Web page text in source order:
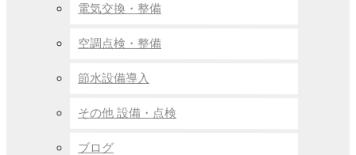
電気交換・整備
空調点検・整備
節水設備導入
その他 設備・点検
ブログ